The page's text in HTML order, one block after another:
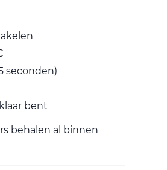
seconden)
bent
behalen al binnen